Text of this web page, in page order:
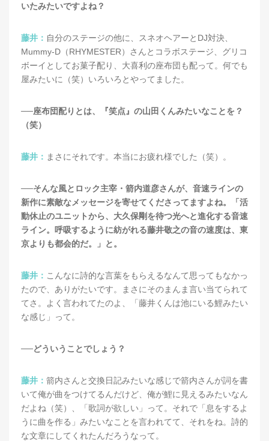
いたみたいですよね？
藤井： 自分のステージの他に、スネオヘアーとDJ対決、
Mummy-D（RHYMESTER）さんとコラボステージ、グリコ
ボーイとしてお菓子配り、大喜利の座布団も配って。何でも
屋みたいに（笑）いろいろとやってました。
──座布団配りとは、『笑点』の山田くんみたいなことを？
（笑）
藤井： まさにそれです。本当にお疲れ様でした（笑）。
──そんな風とロック主宰・箭内道彦さんが、音速ラインの
新作に素敵なメッセージを寄せてくださってますよね。「活
動休止のユニットから、大久保剛を待つ光へと進化する音速
ライン。呼吸するように紡がれる藤井敬之の音の速度は、東
京よりも都会的だ。」と。
藤井： こんなに詩的な言葉をもらえるなんて思ってもなかっ
たので、ありがたいです。まさにそのまんま言い当てられて
てさ。よく言われてたのよ、「藤井くんは池にいる鯉みたい
な感じ」って。
──どういうことでしょう？
藤井： 箭内さんと交換日記みたいな感じで箭内さんが詞を書
いて俺が曲をつけてるんだけど、俺が鯉に見えるみたいなん
だよね（笑）、「歌詞が欲しい」って。それで「息をするよ
うに曲を作る」みたいなことを言われてて、それをね。詩的
な文章にしてくれたんだろうなって。